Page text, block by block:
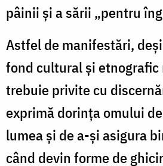
pâinii și a sării „pentru
Astfel de manifestări,
fond cultural și
trebuie privite cu
exprimă dorința omului
lumea și de a-și asigura
când devin forme de